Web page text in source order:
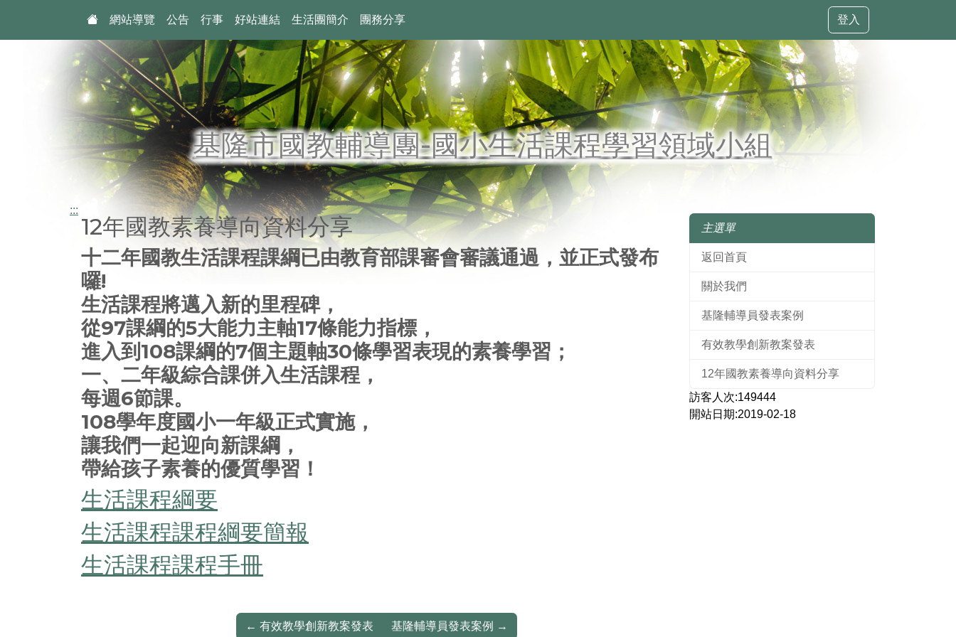
網站導覽 公告 行事 好站連結 生活團簡介 團務分享 登入
基隆市國教輔導團-國小生活課程學習領域小組
:::
12年國教素養導向資料分享
十二年國教生活課程課綱已由教育部課審會審議通過，並正式發布
囉!
生活課程將邁入新的里程碑，
從97課綱的5大能力主軸17條能力指標，
進入到108課綱的7個主題軸30條學習表現的素養學習；
一、二年級綜合課併入生活課程，
每週6節課。
108學年度國小一年級正式實施，
讓我們一起迎向新課綱，
帶給孩子素養的優質學習！
生活課程綱要
生活課程課程綱要簡報
生活課程課程手冊
← 有效教學創新教案發表 基隆輔導員發表案例 →
主選單
返回首頁
關於我們
基隆輔導員發表案例
有效教學創新教案發表
12年國教素養導向資料分享
訪客人次:149444
開站日期:2019-02-18